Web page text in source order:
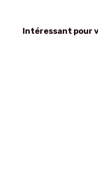
Intéressant pour